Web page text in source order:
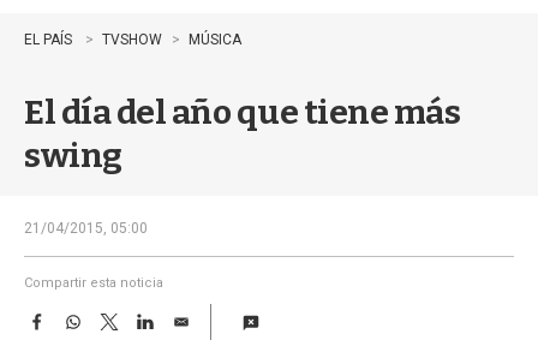
e
EL PAÍS TVSHOW MÚSICA
El día del año que tiene más
swing
21/04/2015, 05:00
Compartir esta noticia
F
W
T
w
L
E